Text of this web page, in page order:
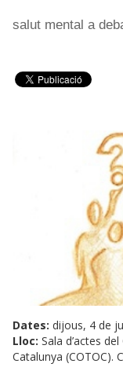
salut mental a
Dates: dijous, 4 de
Lloc: Sala d’actes
Catalunya (COTOC).